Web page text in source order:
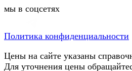
мы в соцсетях
Политика конфиденциальности
Цены на сайте указаны
Для уточнения цены